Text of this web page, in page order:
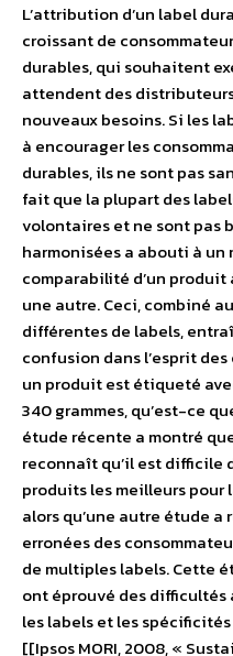
L’attribution d’un label
croissant de
durables, qui souhaitent
attendent des
nouveaux besoins. Si les
à encourager les
durables, ils ne sont pas
fait que la plupart des
volontaires et ne sont pas
harmonisées a abouti à
comparabilité d’un produit
une autre. Ceci, combiné
différentes de labels,
confusion dans l’esprit des
un produit est étiqueté
340 grammes, qu’est-ce
étude récente a montré
reconnaît qu’il est difficile
produits les meilleurs pour
alors qu’une autre étude
erronées des
de multiples labels. Cette
ont éprouvé des
les labels et les
[[Ipsos MORI, 2008, «